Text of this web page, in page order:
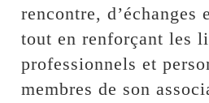
rencontre, d’échanges
tout en renforçant les
professionnels et
membres de son